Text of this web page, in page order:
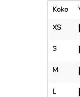
Koko
XS
S
M
L